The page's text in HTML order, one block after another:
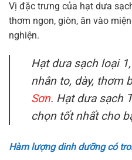
Vị đặc trưng của hạt dưa
thơm ngon, giòn, ăn vào
nghiện.
Hạt dưa sạch loại
nhân to, dày, thơm
Sơn. Hạt dưa sạch
chọn tốt nhất cho
Hàm lượng dinh dưỡng có